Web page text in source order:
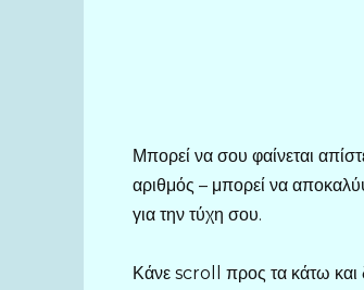
Μπορεί να σου φαίνεται
αριθμός – μπορεί να
για την τύχη σου.
Κάνε scroll προς τα κάτω και